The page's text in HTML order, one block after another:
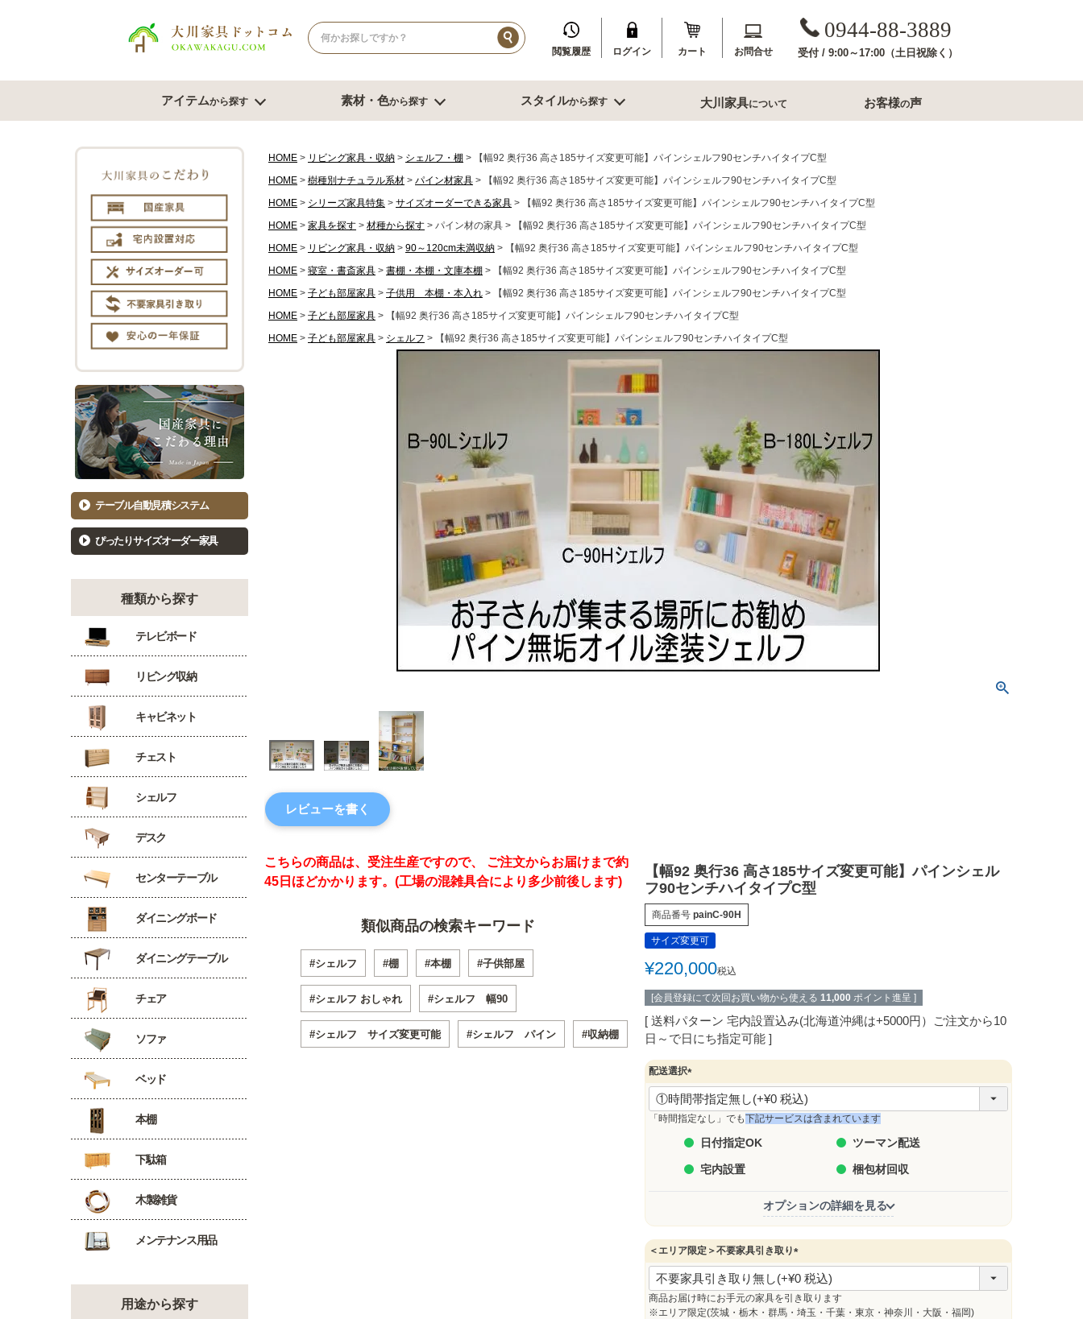
閲覧履歴 ログイン カート お問合せ
0944-88-3889
受付 / 9:00～17:00（土日祝除く）
アイテムから探す
テレビボード
幅150cm台
コーナーテレビ台
テレビチェスト
もっと見る
チェスト・たんす
チェスト幅61cm～80cm
チェスト幅101cm～120cm
着物たんす
もっと見る
洋服たんす
洋服タンス幅61～80cm
洋服タンス幅81～100cm
洋服タンス幅101～120cm
テーブル
幅150センチ台
幅180センチ台
サイズオーダーテーブル
ダイニング家具
ダイニングチェアー
食器棚101～120cm
もっと見る
リビング収納
幅60～80cm未満
幅80cm台
幅90～120cm未満
幅120～150cm未満
幅150cm以上
ソファー
センターテーブル
こたつ
ラグ・カーペット・畳
座卓
茶棚・サイドボード
押し入れ収納
ちゃぶ台
書棚
ミラー
スツール
クローゼット内収納
ベッド
サイドテーブル・ナイトテー
ブル
シェルフ
チェスト
テーブル椅子
デスク
２段ベッド
下駄箱
洗面所家具
すき間収納幅20cm台
防災グッズ
インテリア雑貨
家具お手入れグッズ
素材・色から探す スタイルから探す 大川家具について お客様の声
テーブル自動見積システム
ぴったりサイズオーダー家具
種類から探す
テレビボード
リビング収納
キャビネット
チェスト
シェルフ
デスク
センターテーブル
ダイニングボード
ダイニングテーブル
チェア
ソファ
ベッド
本棚
下駄箱
木製雑貨
メンテナンス用品
用途から探す
HOME リビング家具・収納 シェルフ・棚
【幅92 奥行36 高さ185サイズ変更可能】パインシェルフ90センチハイタイプC型
HOME
樹種別ナチュラル系材 パイン材家具
【幅92 奥行36 高さ185サイズ変更可能】パインシェルフ90センチハイタイプC型
HOME
シリーズ家具特集 サイズオーダーできる家具
【幅92 奥行36 高さ185サイズ変更可能】パインシェルフ90センチハイタイプC型
HOME
家具を探す 材種から探す パイン材の家具
【幅92 奥行36 高さ185サイズ変更可能】パインシェルフ90センチハイタイプC型
HOME
リビング家具・収納 90～120cm未満収納
【幅92 奥行36 高さ185サイズ変更可能】パインシェルフ90センチハイタイプC型
HOME
寝室・書斎家具 書棚・本棚・文庫本棚
【幅92 奥行36 高さ185サイズ変更可能】パインシェルフ90センチハイタイプC型
HOME
子ども部屋家具 子供用 本棚・本入れ
【幅92 奥行36 高さ185サイズ変更可能】パインシェルフ90センチハイタイプC型
HOME
子ども部屋家具
【幅92 奥行36 高さ185サイズ変更可能】パインシェルフ90センチハイタイプC型
HOME
子ども部屋家具 シェルフ 【幅92 奥行36 高さ185サイズ変更可能】パインシェルフ90センチハイタイプC型
レビューを書く
こちらの商品は、受注生産ですので、 ご注文からお届けまで約
45日ほどかかります。(工場の混雑具合により多少前後します)
類似商品の検索キーワード
#シェルフ #棚 #本棚 #子供部屋
#シェルフ おしゃれ #シェルフ 幅90
#シェルフ サイズ変更可能 #シェルフ パイン #収納棚
【幅92 奥行36 高さ185サイズ変更可能】パインシェル
フ90センチハイタイプC型
商品番号 painC-90H
サイズ変更可
¥220,000税込
[会員登録にて次回お買い物から使える 11,000 ポイント進呈 ]
送料パターン 宅内設置込み(北海道沖縄は+5000円）ご注文から10
日～で日にち指定可能
配送選択
(
必
須
「時間指定なし」でも下記サービスは含まれています
日付指定OK ツーマン配送
宅内設置 梱包材回収
オプションの詳細を見る
＜エリア限定＞不要家具引き取り
(
必
須
商品お届け時にお手元の家具を引き取ります
※エリア限定(茨城・栃木・群馬・埼玉・千葉・東京・神奈川・大阪・福岡)